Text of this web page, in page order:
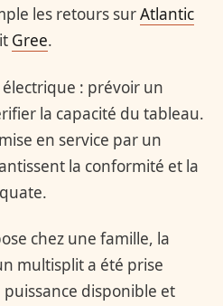
les retours surAtlantic
Gree.
électrique : prévoir un
la capacité du tableau.
en service par un
la conformité et la
chez une famille, la
multisplit a été prise
disponible et